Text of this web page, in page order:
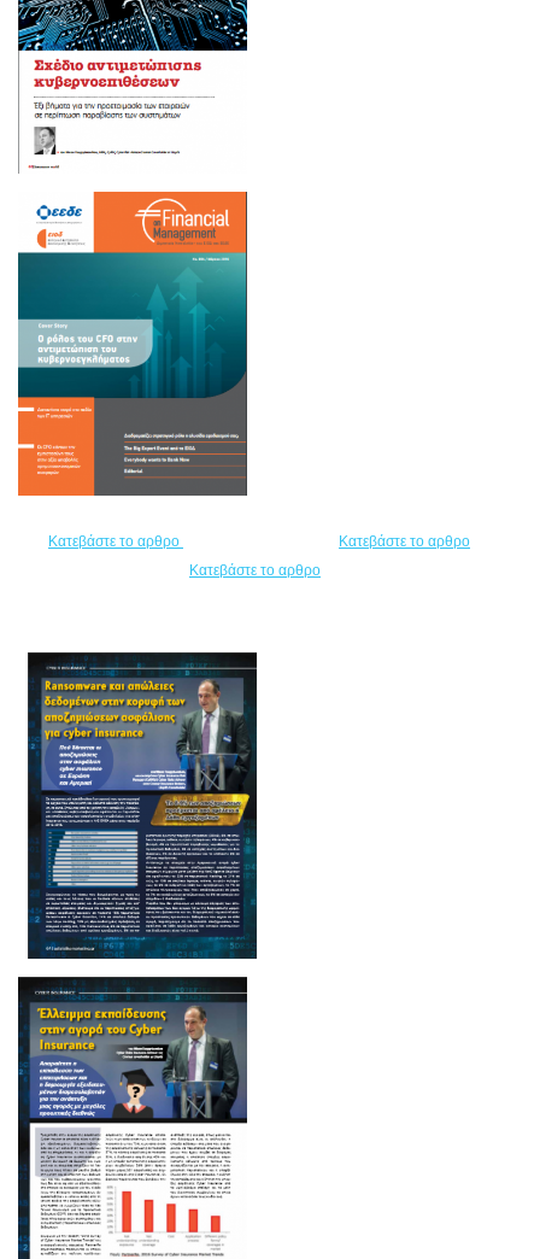
Κατεβάστε το αρθρο
Κατεβάστε το αρθρο
Κατεβάστε το αρθρο